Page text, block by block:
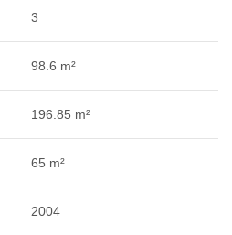
3
98.6 m²
196.85 m²
65 m²
2004